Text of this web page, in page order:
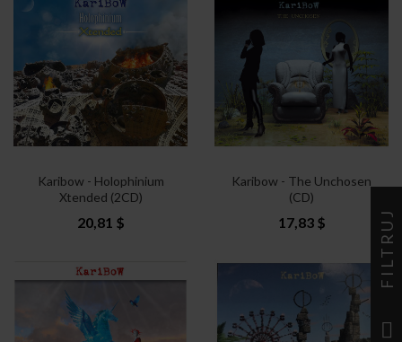
Karibow - Holophinium
Xtended (2CD)
20,81 $
Karibow - The Unchosen
(CD)
17,83 $ FILTRUJ